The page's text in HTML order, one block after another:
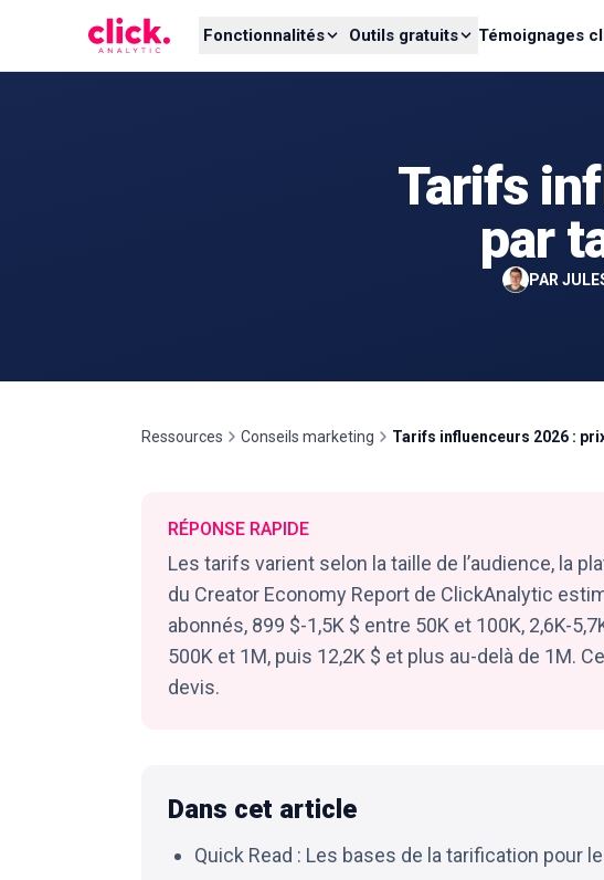
Fonctionnalités Outils gratuits Témoignages
Tarifs
par
PAR
Ressources Conseils marketing Tarifs influenceurs 2026 :
RÉPONSE RAPIDE
Les tarifs varient selon la taille de l’audience, la
du Creator Economy Report de ClickAnalytic
abonnés, 899 $-1,5K $ entre 50K et 100K, 2,6K-
500K et 1M, puis 12,2K $ et plus au-delà de 1M.
devis.
Dans cet article
Quick Read : Les bases de la tarification pour